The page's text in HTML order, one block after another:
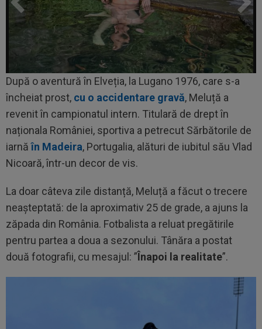
După o aventură în Elveția, la Lugano 1976, care s-a
încheiat prost, cu o accidentare gravă, Meluță a
revenit în campionatul intern. Titulară de drept în
naționala României, sportiva a petrecut Sărbătorile de
iarnăîn Madeira, Portugalia, alături de iubitul său Vlad
Nicoară, într-un decor de vis.
La doar câteva zile distanță, Meluță a făcut o trecere
neașteptată: de la aproximativ 25 de grade, a ajuns la
zăpada din România. Fotbalista a reluat pregătirile
pentru partea a doua a sezonului. Tânăra a postat
două fotografii, cu mesajul: ”Înapoi la realitate”.